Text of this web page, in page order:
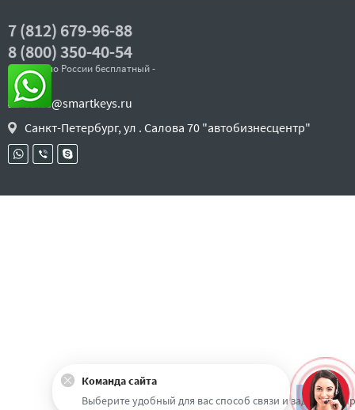
7 (812) 679-96-88
8 (800) 350-40-54
- звонок по России бесплатный -
sales@smartkeys.ru
Санкт-Петербург, ул . Салова 70 "автобизнесцентр"
Наверх
Команда сайта
Выберите удобный для вас способ связи и задайте